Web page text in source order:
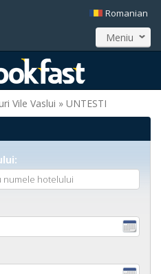
Romanian
Meniu
Vile Vaslui » UNTESTI